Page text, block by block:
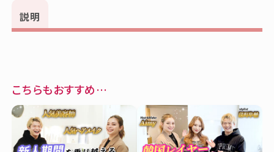
説明
こちらもおすすめ…